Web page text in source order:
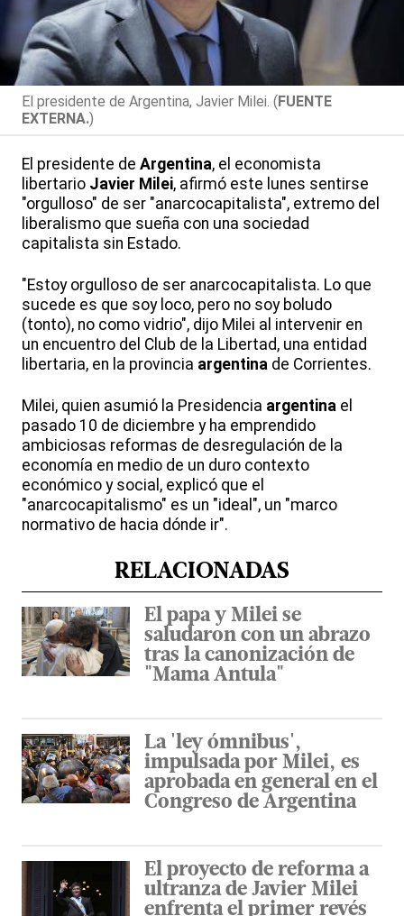
El presidente de Argentina, Javier Milei. (FUENTE
EXTERNA.)
El presidente de Argentina, el economista
libertario Javier Milei, afirmó este lunes sentirse
"orgulloso" de ser "anarcocapitalista", extremo del
liberalismo que sueña con una sociedad
capitalista sin Estado.
"Estoy orgulloso de ser anarcocapitalista. Lo que
sucede es que soy loco, pero no soy boludo
(tonto), no como vidrio", dijo Milei al intervenir en
un encuentro del Club de la Libertad, una entidad
libertaria, en la provincia argentina de Corrientes.
Milei, quien asumió la Presidencia argentina el
pasado 10 de diciembre y ha emprendido
ambiciosas reformas de desregulación de la
economía en medio de un duro contexto
económico y social, explicó que el
"anarcocapitalismo" es un "ideal", un "marco
normativo de hacia dónde ir".
RELACIONADAS
El papa y Milei se
saludaron con un abrazo
tras la canonización de
"Mama Antula"
La 'ley ómnibus',
impulsada por Milei, es
aprobada en general en el
Congreso de Argentina
El proyecto de reforma a
ultranza de Javier Milei
enfrenta el primer revés